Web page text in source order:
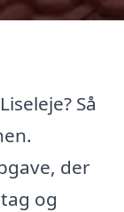
Så
der
og